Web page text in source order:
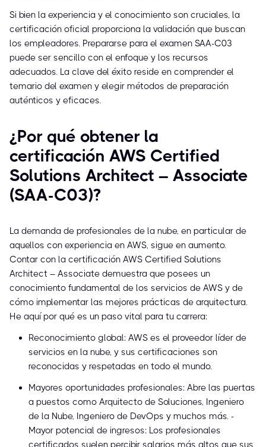
Si bien la experiencia y el conocimiento son cruciales, la
certificación oficial proporciona la validación que buscan
los empleadores. Prepararse para el examen SAA-C03
puede ser sencillo con el enfoque y los recursos
adecuados. La clave del éxito reside en comprender el
temario del examen y elegir métodos de preparación
auténticos y eficaces.
¿Por qué obtener la
certificación AWS Certified
Solutions Architect – Associate
(SAA-C03)?
La demanda de profesionales de la nube, en particular de
aquellos con experiencia en AWS, sigue en aumento.
Contar con la certificación AWS Certified Solutions
Architect – Associate demuestra que posees un
conocimiento fundamental de los servicios de AWS y de
cómo implementar las mejores prácticas de arquitectura.
He aquí por qué es un paso vital para tu carrera:
Reconocimiento global: AWS es el proveedor líder de
servicios en la nube, y sus certificaciones son
reconocidas y respetadas en todo el mundo.
Mayores oportunidades profesionales: Abre las puertas
a puestos como Arquitecto de Soluciones, Ingeniero
de la Nube, Ingeniero de DevOps y muchos más. -
Mayor potencial de ingresos: Los profesionales
certificados suelen percibir salarios más altos que sus